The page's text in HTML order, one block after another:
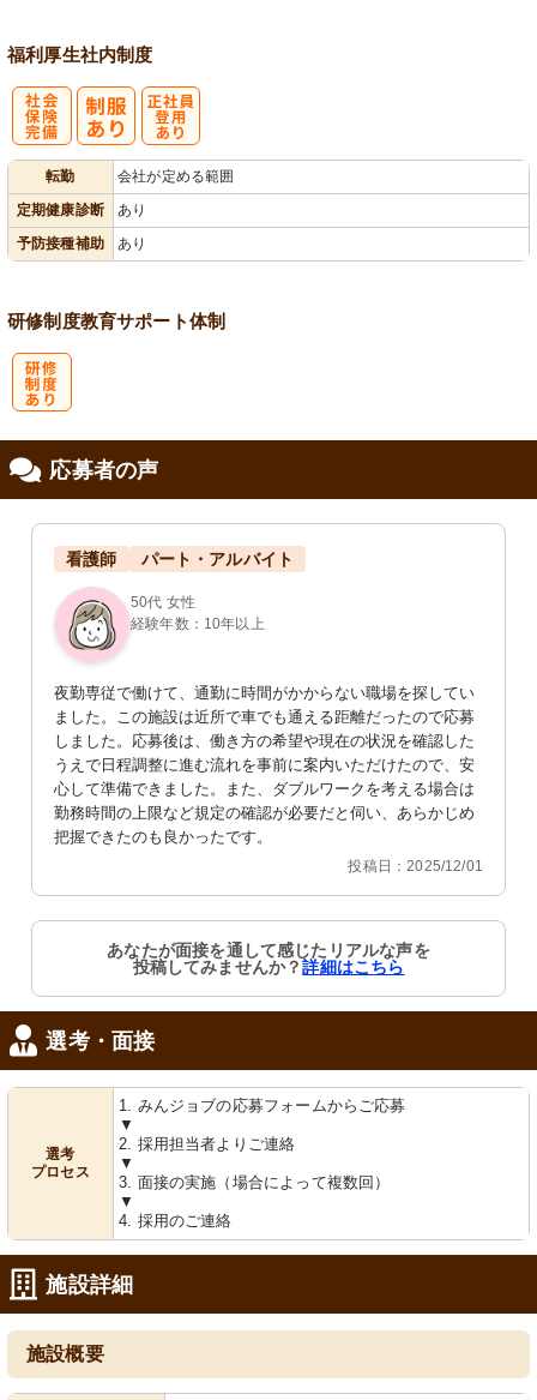
福利厚生社内制度
転勤
会社が定める範囲
定期健康診断
あり
予防接種補助
あり
研修制度教育サポート体制
応募者の声
看護師 パート・アルバイト
50代 女性
経験年数：10年以上
夜勤専従で働けて、通勤に時間がかからない職場を探してい
ました。この施設は近所で車でも通える距離だったので応募
しました。応募後は、働き方の希望や現在の状況を確認した
うえで日程調整に進む流れを事前に案内いただけたので、安
心して準備できました。また、ダブルワークを考える場合は
勤務時間の上限など規定の確認が必要だと伺い、あらかじめ
把握できたのも良かったです。
投稿日：2025/12/01
あなたが面接を通して感じたリアルな声を
投稿してみませんか？詳細はこちら
選考・面接
選考
プロセス
1. みんジョブの応募フォームからご応募
▼
2. 採用担当者よりご連絡
▼
3. 面接の実施（場合によって複数回）
▼
4. 採用のご連絡
施設詳細
施設概要